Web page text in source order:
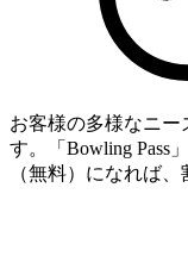
お客様の多様なニー
す。「Bowling Pass
（無料）になれば